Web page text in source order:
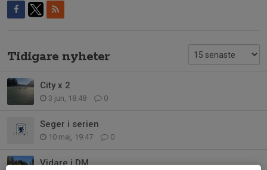
Tidigare nyheter
City x 2
3 jun, 18:48 0
Seger i serien
10 maj, 19:47 0
Vidare i DM